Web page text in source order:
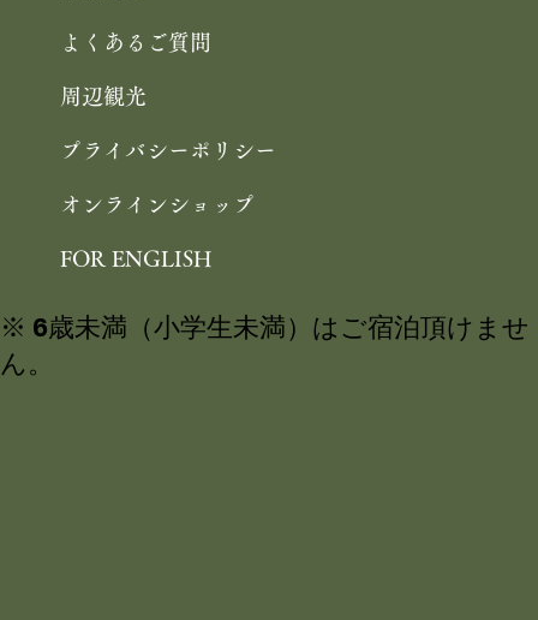
よくあるご質問
周辺観光
プライバシーポリシー
オンラインショップ
FOR ENGLISH
※ 6歳未満（小学生未満）はご宿泊頂けませ
ん。